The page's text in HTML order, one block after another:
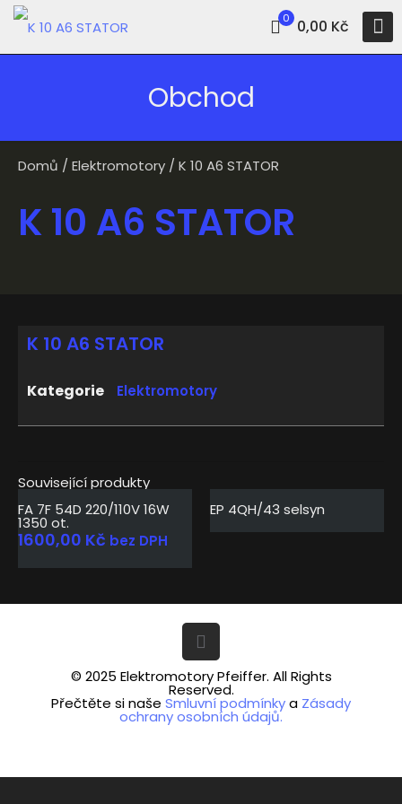
0 0,00 Kč
Obchod
Domů / Elektromotory / K 10 A6 STATOR
K 10 A6 STATOR
Související produkty
FA 7F 54D 220/110V 16W
1350 ot.
1600,00 Kč bez DPH
EP 4QH/43 selsyn
K 10 A6 STATOR
Kategorie Elektromotory
© 2025 Elektromotory Pfeiffer. All Rights
Reserved.
Přečtěte si naše Smluvní podmínkya Zásady
ochrany osobních údajů.